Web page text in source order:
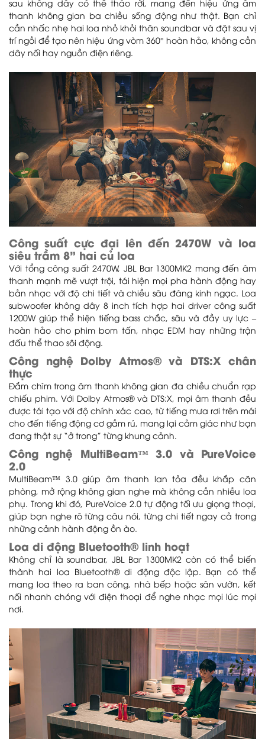
sau không dây có thể tháo rời, mang đến hiệu ứng âm
thanh không gian ba chiều sống động như thật. Bạn chỉ
cần nhấc nhẹ hai loa nhỏ khỏi thân soundbar và đặt sau vị
trí ngồi để tạo nên hiệu ứng vòm 360° hoàn hảo, không cần
dây nối hay nguồn điện riêng.
Công suất cực đại lên đến 2470W và loa
siêu trầm 8” hai củ loa
Với tổng công suất 2470W, JBL Bar 1300MK2 mang đến âm
thanh mạnh mẽ vượt trội, tái hiện mọi pha hành động hay
bản nhạc với độ chi tiết và chiều sâu đáng kinh ngạc. Loa
subwoofer không dây 8 inch tích hợp hai driver công suất
1200W giúp thể hiện tiếng bass chắc, sâu và đầy uy lực –
hoàn hảo cho phim bom tấn, nhạc EDM hay những trận
đấu thể thao sôi động.
Công nghệ Dolby Atmos® và DTS:X chân
thực
Đắm chìm trong âm thanh không gian đa chiều chuẩn rạp
chiếu phim. Với Dolby Atmos® và DTS:X, mọi âm thanh đều
được tái tạo với độ chính xác cao, từ tiếng mưa rơi trên mái
cho đến tiếng động cơ gầm rú, mang lại cảm giác như bạn
đang thật sự “ở trong” từng khung cảnh.
Công nghệ MultiBeam™ 3.0 và PureVoice
2.0
MultiBeam™ 3.0 giúp âm thanh lan tỏa đều khắp căn
phòng, mở rộng không gian nghe mà không cần nhiều loa
phụ. Trong khi đó, PureVoice 2.0 tự động tối ưu giọng thoại,
giúp bạn nghe rõ từng câu nói, từng chi tiết ngay cả trong
những cảnh hành động ồn ào.
Loa di động Bluetooth® linh hoạt
Không chỉ là soundbar, JBL Bar 1300MK2 còn có thể biến
thành hai loa Bluetooth® di động độc lập. Bạn có thể
mang loa theo ra ban công, nhà bếp hoặc sân vườn, kết
nối nhanh chóng với điện thoại để nghe nhạc mọi lúc mọi
nơi.